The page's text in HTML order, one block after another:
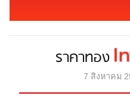
ราคาทอง
7 สิงหาคม